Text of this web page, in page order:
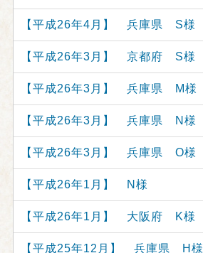
【平成26年4月】 兵庫県 S様
【平成26年3月】 京都府 S様
【平成26年3月】 兵庫県 M様
【平成26年3月】 兵庫県 N様
【平成26年3月】 兵庫県 O様
【平成26年1月】 N様
【平成26年1月】 大阪府 K様
【平成25年12月】 兵庫県 H様